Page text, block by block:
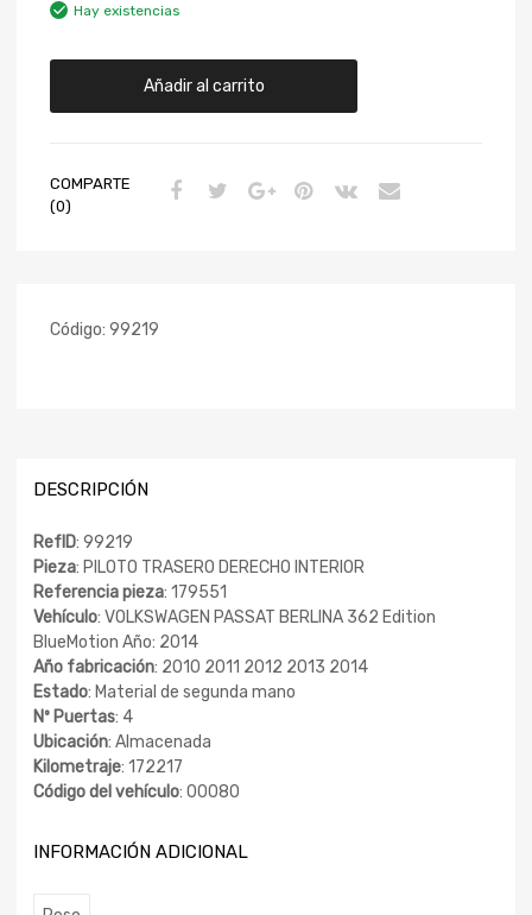
Hay existencias
Añadir al carrito
COMPARTE
(0)
Código: 99219
DESCRIPCIÓN
RefID: 99219
Pieza: PILOTO TRASERO DERECHO INTERIOR
Referencia pieza: 179551
Vehículo: VOLKSWAGEN PASSAT BERLINA 362 Edition
BlueMotion Año: 2014
Año fabricación: 2010 2011 2012 2013 2014
Estado: Material de segunda mano
Nº Puertas: 4
Ubicación: Almacenada
Kilometraje: 172217
Código del vehículo: 00080
INFORMACIÓN ADICIONAL